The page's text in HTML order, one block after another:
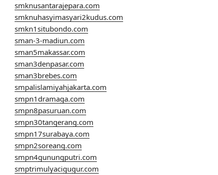
smknusantarajepara.com
smknuhasyimasyari2kudus.com
smkn1situbondo.com
sman-3-madiun.com
sman5makassar.com
sman3denpasar.com
sman3brebes.com
smpalislamiyahjakarta.com
smpn1dramaga.com
smpn8pasuruan.com
smpn30tangerang.com
smpn17surabaya.com
smpn2soreang.com
smpn4gunungputri.com
smptrimulyacigugur.com